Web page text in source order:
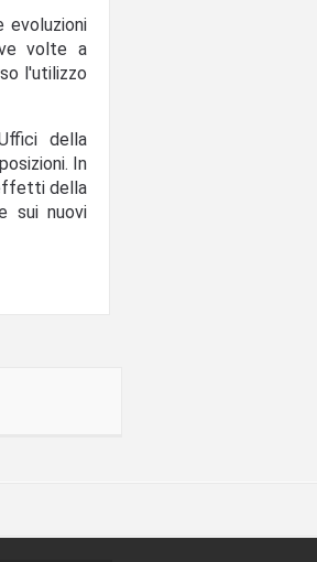
evoluzioni
volte a
l'utilizzo
della
In
della
sui nuovi